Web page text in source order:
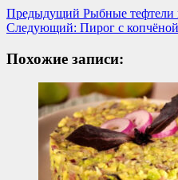
Навигация
записи
Предыдущий Рыбные тефтели
Следующий: Пирог с
Похожие записи: